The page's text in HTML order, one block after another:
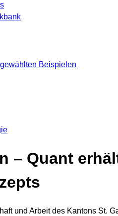
Beispielen
– Quant
und Arbeit des Kantons St.